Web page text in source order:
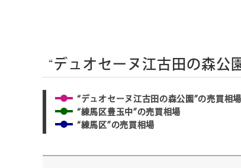
“デュオセーヌ江古田の森公
“デュオセーヌ江古田の森公園”の売買相場
“練馬区豊玉中”の売買相場
“練馬区”の売買相場